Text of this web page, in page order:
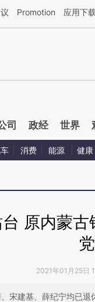
财新文章[https://
Promotion 应用下载
司 政经 世界
消费 能源 健康
原内蒙
2021年01月25日
宋建基、薛纪宁均已退